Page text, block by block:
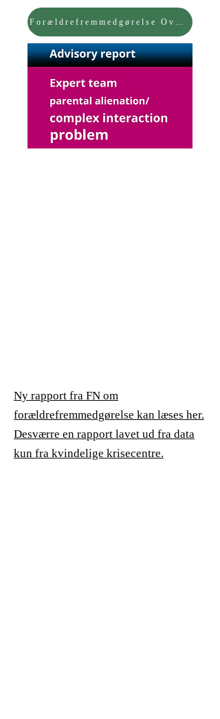
Forældrefremmedgørelse Oversigt
Ny rapport fra FN om
forældrefremmedgørelse kan læses her.
Desværre en rapport lavet ud fra data
kun fra kvindelige krisecentre.